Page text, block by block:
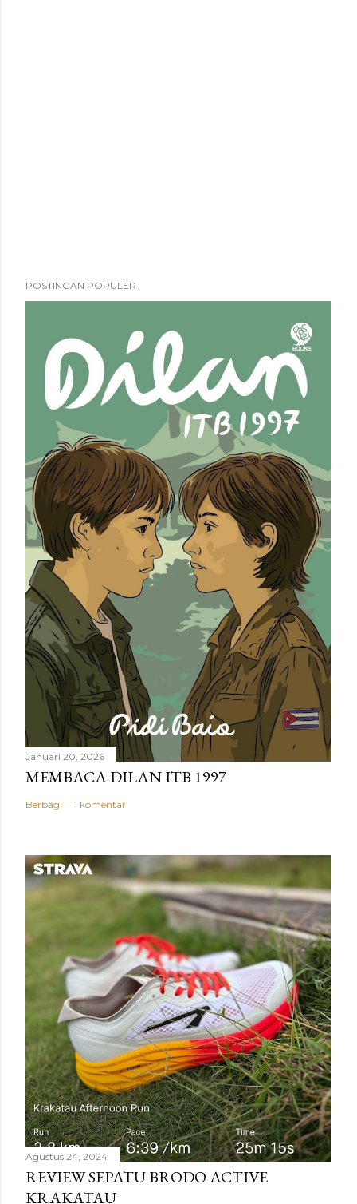
POSTINGAN POPULER
Januari 20, 2026
MEMBACA DILAN ITB 1997
Berbagi 1 komentar
Agustus 24, 2024
REVIEW SEPATU BRODO ACTIVE
KRAKATAU